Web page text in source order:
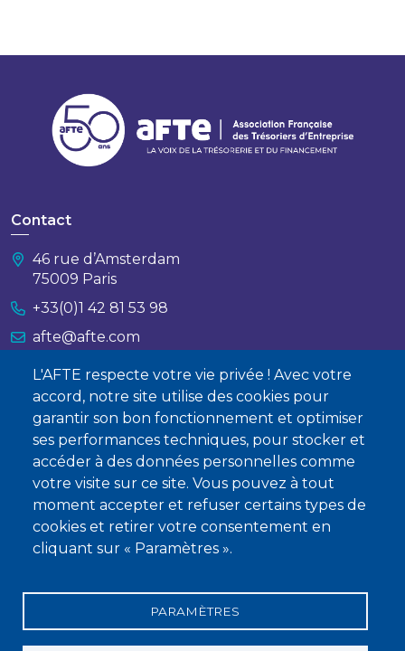
L'AFTE respecte votre vie privée ! Avec votre
accord, notre site utilise des cookies pour
garantir son bon fonctionnement et optimiser
ses performances techniques, pour stocker et
accéder à des données personnelles comme
votre visite sur ce site. Vous pouvez à tout
moment accepter et refuser certains types de
cookies et retirer votre consentement en
cliquant sur « Paramètres ».
PARAMÈTRES
Plan de financement
Une fois ces problématiques adressées, il est possible
d’établir le plan de financement : il contient le
Le montant inclura, ou non, le refinancement des
dettes de la cible et de l'acheteur, avec l’objectif de
maintenir une notation stable et un levier
acceptable.
La structure, quant à elle, devra répondre aux
survenir dès l’annonce, ainsi que de moyen et long
terme (bloc de droite).
Structure typique d’un plan de financement :
Contact
46 rue d’Amsterdam
75009 Paris
+33(0)1 42 81 53 98
afte@afte.com
Nous contacter
À propos
Qui sommes-nous ?
Devenir membre
Mentions légales
Conditions générales de vente